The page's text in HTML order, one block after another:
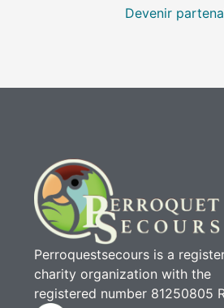
Devenir
Perroquestsecours is a
charity organization with the
registered number 81250805